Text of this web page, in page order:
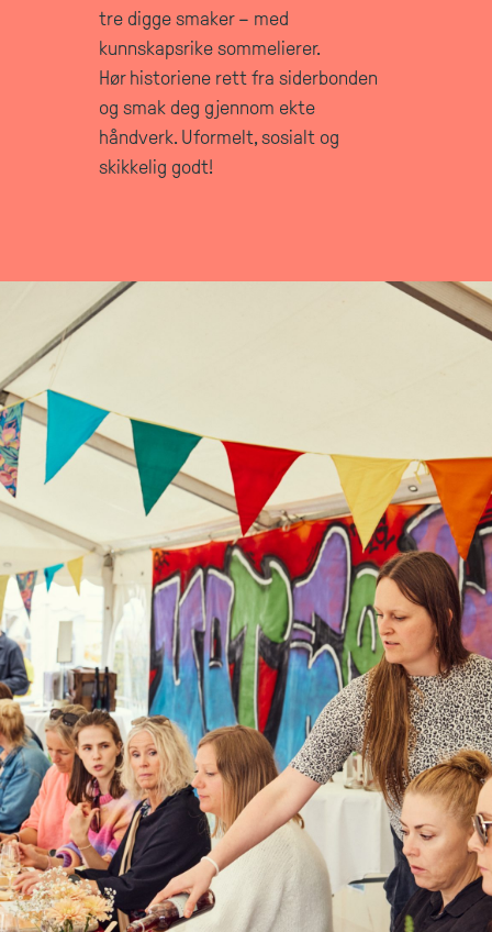
tre digge smaker – med
kunnskapsrike sommelierer.
Hør historiene rett fra siderbonden
og smak deg gjennom ekte
håndverk. Uformelt, sosialt og
skikkelig godt!